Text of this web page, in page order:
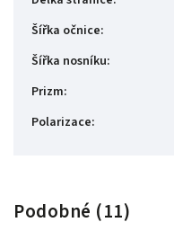
Šířka očnice:
Šířka nosníku:
Prizm:
Polarizace:
Podobné (11)